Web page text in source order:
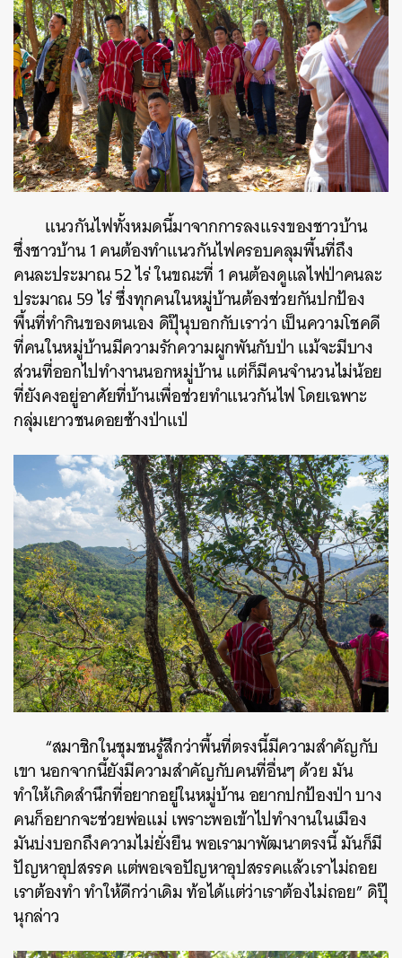
แนวกันไฟทั้งหมดนี้มาจากการลงแรงของชาวบ้าน
ซึ่งชาวบ้าน 1 คนต้องทำแนวกันไฟครอบคลุมพื้นที่ถึง
คนละประมาณ 52 ไร่ ในขณะที่ 1 คนต้องดูแลไฟป่าคนละ
ประมาณ 59 ไร่ ซึ่งทุกคนในหมู่บ้านต้องช่วยกันปกป้อง
พื้นที่ทำกินของตนเอง ดิปุ๊นุบอกกับเราว่า เป็นความโชคดี
ที่คนในหมู่บ้านมีความรักความผูกพันกับป่า แม้จะมีบาง
ส่วนที่ออกไปทำงานนอกหมู่บ้าน แต่ก็มีคนจำนวนไม่น้อย
ที่ยังคงอยู่อาศัยที่บ้านเพื่อช่วยทำแนวกันไฟ โดยเฉพาะ
กลุ่มเยาวชนดอยช้างป่าแป่
“สมาชิกในชุมชนรู้สึกว่าพื้นที่ตรงนี้มีความสำคัญกับ
เขา นอกจากนี้ยังมีความสำคัญกับคนที่อื่นๆ ด้วย มัน
ทำให้เกิดสำนึกที่อยากอยู่ในหมู่บ้าน อยากปกป้องป่า บาง
คนก็อยากจะช่วยพ่อแม่ เพราะพอเข้าไปทำงานในเมือง
มันบ่งบอกถึงความไม่ยั่งยืน พอเรามาพัฒนาตรงนี้ มันก็มี
ปัญหาอุปสรรค แต่พอเจอปัญหาอุปสรรคแล้วเราไม่ถอย
เราต้องทำ ทำให้ดีกว่าเดิม ท้อได้แต่ว่าเราต้องไม่ถอย” ดิปุ๊
นุกล่าว
SHARE TWEET LINE EMAIL